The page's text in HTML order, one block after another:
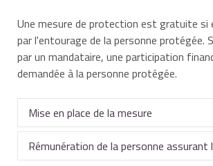
Une mesure de protection est gratuite si
par l'entourage de la personne protégée.
par un mandataire, une participation
demandée à la personne protégée.
Mise en place de la mesure
La procédure judiciaire de mise en
Rémunération de la personne